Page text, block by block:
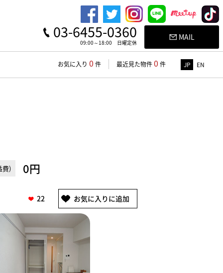
03-6455-0360
09:00～18:00 日曜定休
MAIL
お気に入り 0 件 最近見た物件0 件 JP EN
費) 0円
22